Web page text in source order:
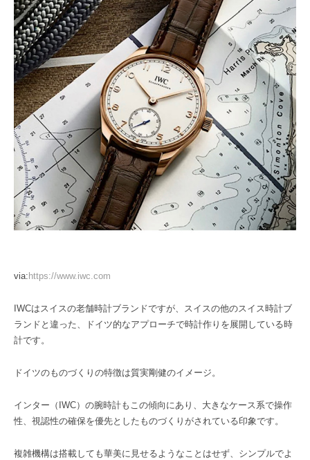
via: https://www.iwc.com
IWCはスイスの老舗時計ブランドですが、スイスの他のスイス時計ブ
ランドと違った、ドイツ的なアプローチで時計作りを展開している時
計です。
ドイツのものづくりの特徴は質実剛健のイメージ。
インター（IWC）の腕時計もこの傾向にあり、大きなケース系で操作
性、視認性の確保を優先としたものづくりがされている印象です。
複雑機構は搭載しても華美に見せるようなことはせず、シンプルでよ